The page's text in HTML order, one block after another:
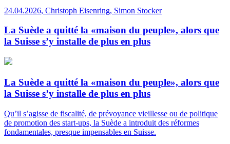
24.04.2026, Christoph Eisenring, Simon Stocker
La Suède a quitté la «maison du peuple», alors que
la Suisse s’y installe de plus en plus
La Suède a quitté la «maison du peuple», alors que
la Suisse s’y installe de plus en plus
Qu’il s’agisse de fiscalité, de prévoyance vieillesse ou de politique
de promotion des start-ups, la Suède a introduit des réformes
fondamentales, presque impensables en Suisse.